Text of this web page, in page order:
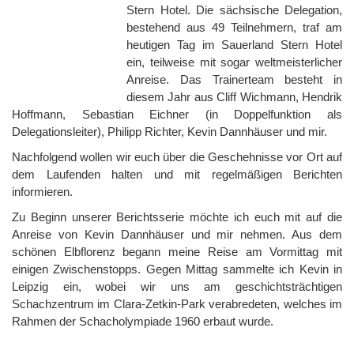
Stern Hotel. Die sächsische Delegation,
bestehend aus 49 Teilnehmern, traf am
heutigen Tag im Sauerland Stern Hotel
ein, teilweise mit sogar weltmeisterlicher
Anreise. Das Trainerteam besteht in
diesem Jahr aus Cliff Wichmann, Hendrik
Hoffmann, Sebastian Eichner (in Doppelfunktion als
Delegationsleiter), Philipp Richter, Kevin Dannhäuser und mir.
Nachfolgend wollen wir euch über die Geschehnisse vor Ort auf
dem Laufenden halten und mit regelmäßigen Berichten
informieren.
Zu Beginn unserer Berichtsserie möchte ich euch mit auf die
Anreise von Kevin Dannhäuser und mir nehmen. Aus dem
schönen Elbflorenz begann meine Reise am Vormittag mit
einigen Zwischenstopps. Gegen Mittag sammelte ich Kevin in
Leipzig ein, wobei wir uns am geschichtsträchtigen
Schachzentrum im Clara-Zetkin-Park verabredeten, welches im
Rahmen der Schacholympiade 1960 erbaut wurde.